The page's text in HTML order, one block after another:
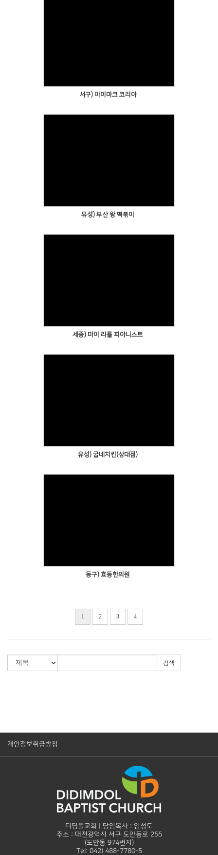
서구) 아이마크 코리아
유성) 부산 왕 떡볶이
세종) 마이 리틀 피아니스트
유성) 굽네치킨(상대점)
동구) 효동한의원
1 2 3 4
검색
개인정보취급방침
디딤돌교회 | 담임목사 : 임성도
주소 : 대전광역시 서구 도안동로 255
(도안동 974번지)
Tel: 042) 488-7780-5